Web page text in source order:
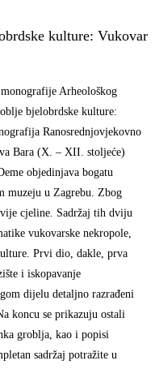
kulture: Vukovar
Arheološkog
bjelobrdske kulture:
Ranosrednjovjekovno
Bara (X. – XII. stoljeće)
objedinjava bogatu
muzeju u Zagrebu. Zbog
cjeline. Sadržaj tih dviju
vukovarske nekropole,
Prvi dio, dakle, prva
i iskopavanje
dijelu detaljno razrađeni
koncu se prikazuju ostali
groblja, kao i popisi
sadržaj potražite u